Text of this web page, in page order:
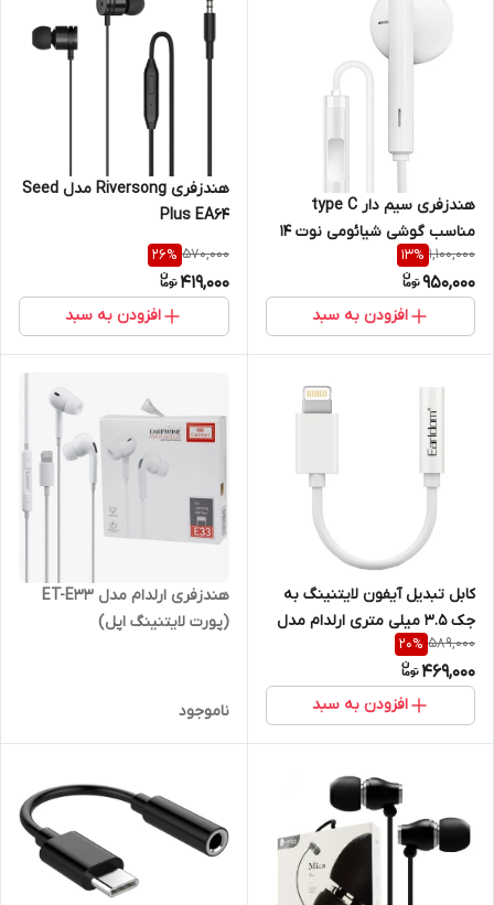
هندزفری سیم دار type C
مناسب گوشی شیائومی نوت ۱۴
پرو پلاس و نوت ۱۵
1,100,000
13%
950,000
افزودن به سبد
هندزفری Riversong مدل Seed
Plus EA64
570,000
26%
419,000
افزودن به سبد
کابل تبدیل آیفون لایتنینگ به
جک 3.5 میلی متری ارلدام مدل
ET-OT49
589,000
20%
469,000
افزودن به سبد
هندزفری ارلدام مدل ET-E33
(پورت لایتنینگ اپل)
ناموجود